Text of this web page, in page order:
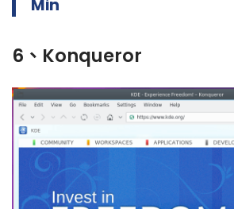
Min
6、Konqueror